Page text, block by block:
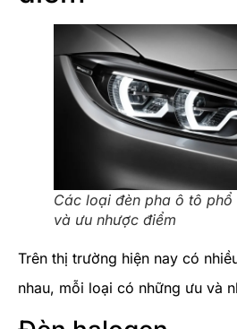
Các loại đèn pha ô tô phổ
và ưu nhược điểm
Trên thị trường hiện nay có
nhau, mỗi loại có những ưu và